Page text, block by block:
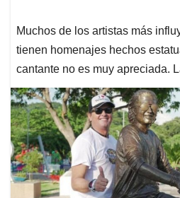
Muchos de los artistas más
tienen homenajes hechos
cantante no es muy apreciada.